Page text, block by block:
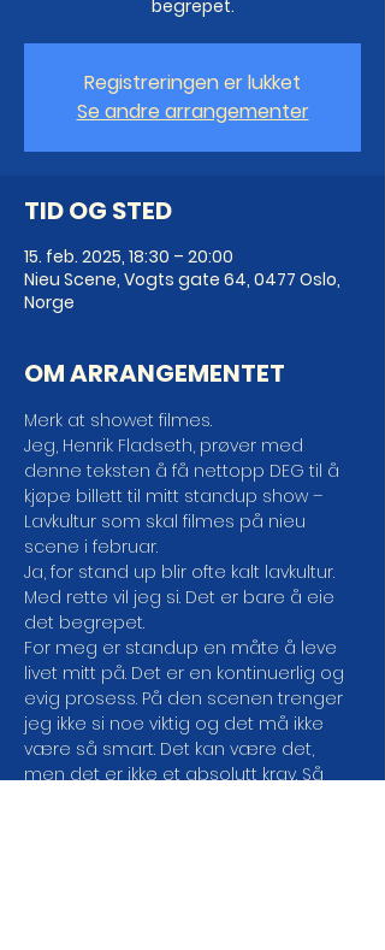
begrepet.
Registreringen er lukket
Se andre arrangementer
TID OG STED
15. feb. 2025, 18:30 – 20:00
Nieu Scene, Vogts gate 64, 0477 Oslo,
Norge
OM ARRANGEMENTET
Merk at showet filmes.
Jeg, Henrik Fladseth, prøver med
denne teksten å få nettopp DEG til å
kjøpe billett til mitt standup show –
Lavkultur som skal filmes på nieu
scene i februar.
Ja, for stand up blir ofte kalt lavkultur.
Med rette vil jeg si. Det er bare å eie
det begrepet.
For meg er standup en måte å leve
livet mitt på. Det er en kontinuerlig og
evig prosess. På den scenen trenger
jeg ikke si noe viktig og det må ikke
være så smart. Det kan være det,
men det er ikke et absolutt krav. Så